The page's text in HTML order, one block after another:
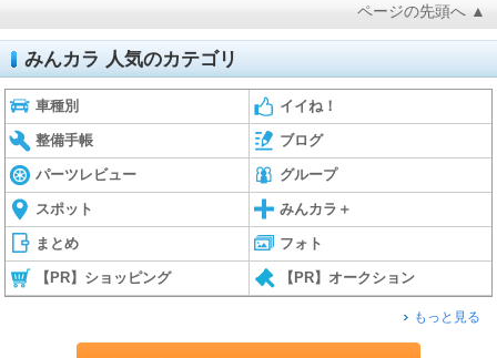
ページの先頭へ ▲
みんカラ 人気のカテゴリ
車種別 イイね！
整備手帳 ブログ
パーツレビュー グループ
スポット みんカラ＋
まとめ フォト
【PR】ショッピング 【PR】オークション
もっと見る